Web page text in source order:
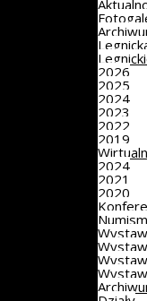
2026
2025
2024
2023
2022
2019
2024
2021
2020